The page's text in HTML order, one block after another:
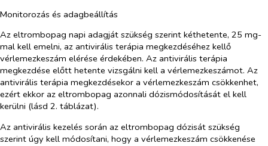
Monitorozás és adagbeállítás
Az eltrombopag napi adagját szükség szerint kéthetente, 25 mg-
mal kell emelni, az antivirális terápia megkezdéséhez kellő
vérlemezkeszám elérése érdekében. Az antivirális terápia
megkezdése előtt hetente vizsgálni kell a vérlemezkeszámot. Az
antivirális terápia megkezdésekor a vérlemezkeszám csökkenhet,
ezért ekkor az eltrombopag azonnali dózismódosítását el kell
kerülni (lásd 2. táblázat).
Az antivirális kezelés során az eltrombopag dózisát szükség
szerint úgy kell módosítani, hogy a vérlemezkeszám csökkenése